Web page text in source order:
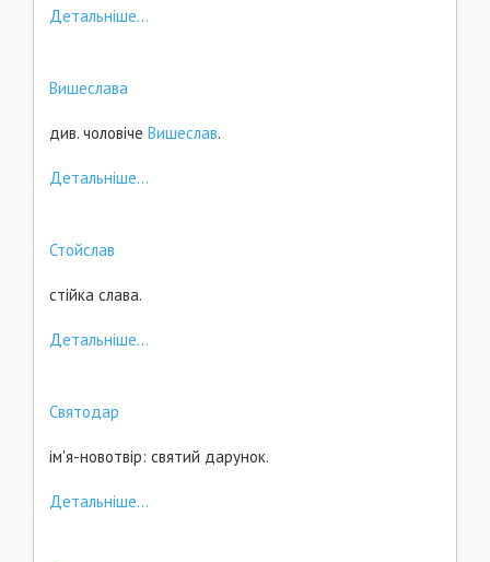
Детальніше...
Вишеслава
див. чоловіче Вишеслав.
Детальніше...
Стойслав
стійка слава.
Детальніше...
Святодар
ім'я-новотвір: святий дарунок.
Детальніше...